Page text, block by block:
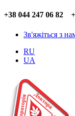
+38 044 247 06 82
Зв'яжіться з
RU
UA